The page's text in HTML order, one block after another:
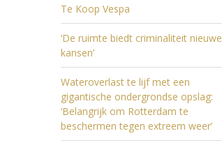
Te Koop Vespa
‘De ruimte biedt criminaliteit nieuwe
kansen’
Wateroverlast te lijf met een
gigantische ondergrondse opslag:
‘Belangrijk om Rotterdam te
beschermen tegen extreem weer’